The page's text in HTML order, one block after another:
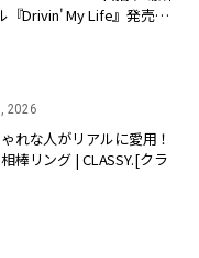
『Drivin' My Life』発売】 |
2026
れな人がリアルに愛用！
棒リング | CLASSY.[クラ